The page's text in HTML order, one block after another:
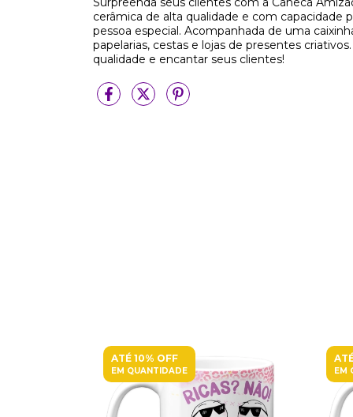
cerâmica de alta qualidade e com capacidade
pessoa especial. Acompanhada de uma
papelarias, cestas e lojas de presentes
qualidade e encantar seus clientes!
ATÉ 10% OFF
EM QUANTIDADE EM